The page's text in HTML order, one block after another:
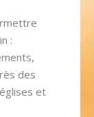
:
des
et